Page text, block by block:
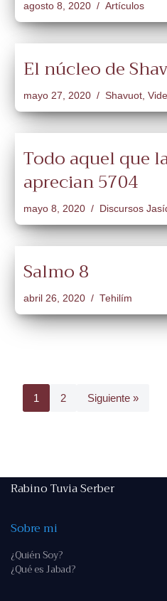
agosto 8, 2020 Artículos
El núcleo de
mayo 27, 2020 Shavuot,
Todo aquel que
aprecian 5704
mayo 8, 2020 Discursos
Salmo 8
abril 26, 2020 Tehilím
1 2 Siguiente »
Rabino Tuvia Serber
Sobre mi
¿Quién Soy?
¿Qué es Jabad?